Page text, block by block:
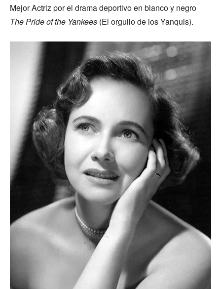
Mejor Actriz por el drama deportivo en blanco y negro
The Pride of the Yankees (El orgullo de los Yanquis).